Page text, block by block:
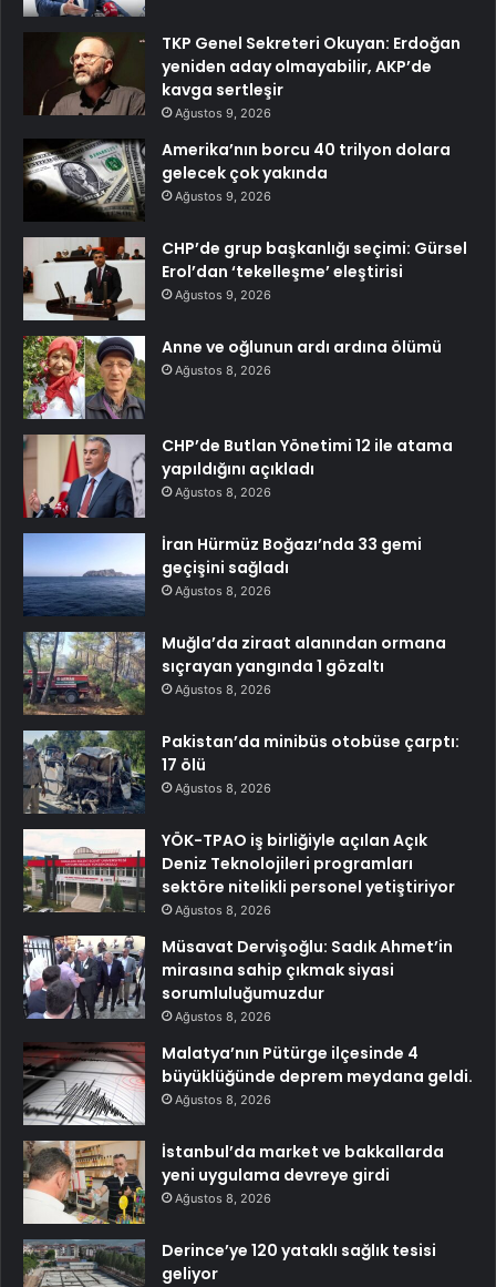
TKP Genel Sekreteri Okuyan: Erdoğan
yeniden aday olmayabilir, AKP’de
kavga sertleşir
Ağustos 9, 2026
Amerika’nın borcu 40 trilyon dolara
gelecek çok yakında
Ağustos 9, 2026
CHP’de grup başkanlığı seçimi: Gürsel
Erol’dan ‘tekelleşme’ eleştirisi
Ağustos 9, 2026
Anne ve oğlunun ardı ardına ölümü
Ağustos 8, 2026
CHP’de Butlan Yönetimi 12 ile atama
yapıldığını açıkladı
Ağustos 8, 2026
İran Hürmüz Boğazı’nda 33 gemi
geçişini sağladı
Ağustos 8, 2026
Muğla’da ziraat alanından ormana
sıçrayan yangında 1 gözaltı
Ağustos 8, 2026
Pakistan’da minibüs otobüse çarptı:
17 ölü
Ağustos 8, 2026
YÖK-TPAO iş birliğiyle açılan Açık
Deniz Teknolojileri programları
sektöre nitelikli personel yetiştiriyor
Ağustos 8, 2026
Müsavat Dervişoğlu: Sadık Ahmet’in
mirasına sahip çıkmak siyasi
sorumluluğumuzdur
Ağustos 8, 2026
Malatya’nın Pütürge ilçesinde 4
büyüklüğünde deprem meydana geldi.
Ağustos 8, 2026
İstanbul’da market ve bakkallarda
yeni uygulama devreye girdi
Ağustos 8, 2026
Derince’ye 120 yataklı sağlık tesisi
geliyor